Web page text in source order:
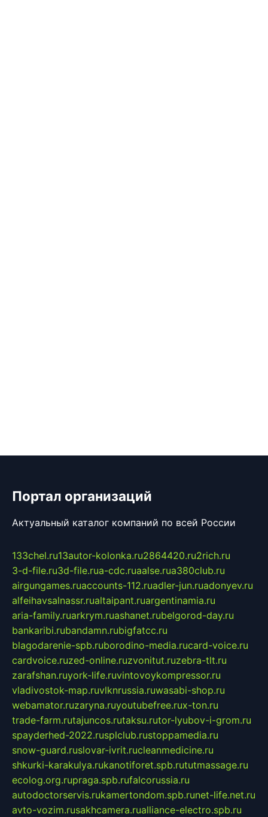
Портал организаций
Актуальный каталог компаний по всей России
133chel.ru13autor-kolonka.ru2864420.ru2rich.ru
3-d-file.ru3d-file.rua-cdc.ruaalse.rua380club.ru
airgungames.ruaccounts-112.ruadler-jun.ruadonyev.ru
alfeihavsalnassr.rualtaipant.ruargentinamia.ru
aria-family.ruarkrym.ruashanet.rubelgorod-day.ru
bankaribi.rubandamn.rubigfatcc.ru
blagodarenie-spb.ruborodino-media.rucard-voice.ru
cardvoice.ruzed-online.ruzvonitut.ruzebra-tlt.ru
zarafshan.ruyork-life.ruvintovoykompressor.ru
vladivostok-map.ruvlknrussia.ruwasabi-shop.ru
webamator.ruzaryna.ruyoutubefree.rux-ton.ru
trade-farm.rutajuncos.rutaksu.rutor-lyubov-i-grom.ru
spayderhed-2022.rusplclub.rustoppamedia.ru
snow-guard.ruslovar-ivrit.rucleanmedicine.ru
shkurki-karakulya.rukanotiforet.spb.rututmassage.ru
ecolog.org.rupraga.spb.rufalcorussia.ru
autodoctorservis.rukamertondom.spb.runet-life.net.ru
avto-vozim.rusakhcamera.rualliance-electro.spb.ru